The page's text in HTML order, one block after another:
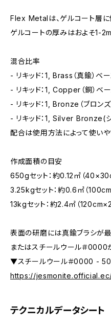
Flex Metalは、ゲルコート層に
ゲルコートの厚みはおよそ1-
混合比率
- リキッド：1, Brass（真鍮）ベー
- リキッド：1, Copper（銅）ベー
- リキッド：1, Bronze（ブロンズ
- リキッド：1, Silver Bronze(
配合は使用方法によって使い
作成面積の目安
650gセット：約0.12㎡（
3.25kgセット：約0.6㎡（
13kgセット：約2.4㎡（
表面の研磨には真鍮ブラシが最
またはスチールウール＃0000
▼スチールウール＃0000 -
https://
テクニカルデータシート